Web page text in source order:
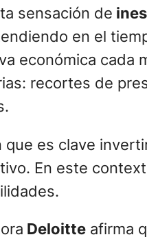
sensación de
en el
económica cada
recortes de
es clave
En este
Deloitte afirma